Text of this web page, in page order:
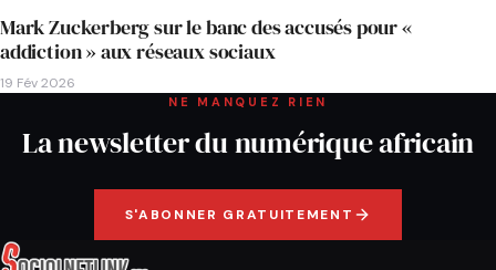
Mark Zuckerberg sur le banc des accusés pour «
addiction » aux réseaux sociaux
19 Fév 2026
NE MANQUEZ RIEN
La newsletter du numérique africain
S'ABONNER GRATUITEMENT